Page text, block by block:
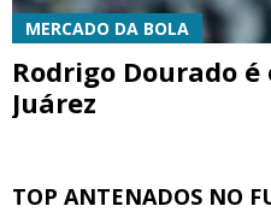
MERCADO DA BOLA
Rodrigo Dourado
Juárez
TOP ANTENADOS NO